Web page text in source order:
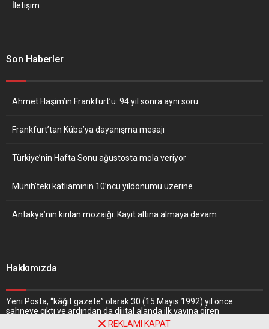
İletişim
Son Haberler
Ahmet Haşim’in Frankfurt’u: 94 yıl sonra aynı soru
Frankfurt’tan Küba’ya dayanışma mesajı
Türkiye’nin Hafta Sonu ağustosta mola veriyor
Münih’teki katliamının 10’ncu yıldönümü üzerine
Antakya’nın kırılan mozaiği: Kayıt altına almaya devam
Hakkımızda
Yeni Posta, “kâğıt gazete” olarak 30 (15 Mayıs 1992) yıl önce
sahneye çıktı ve ardından da dijital alanda ilk yayına giren
gazetelerden biri oldu. Nitekim, haber portalı “
REKLAMI KAPAT